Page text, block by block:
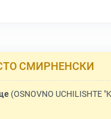
СМИРНЕНСКИ
(OSNOVNO UCHILISHTE